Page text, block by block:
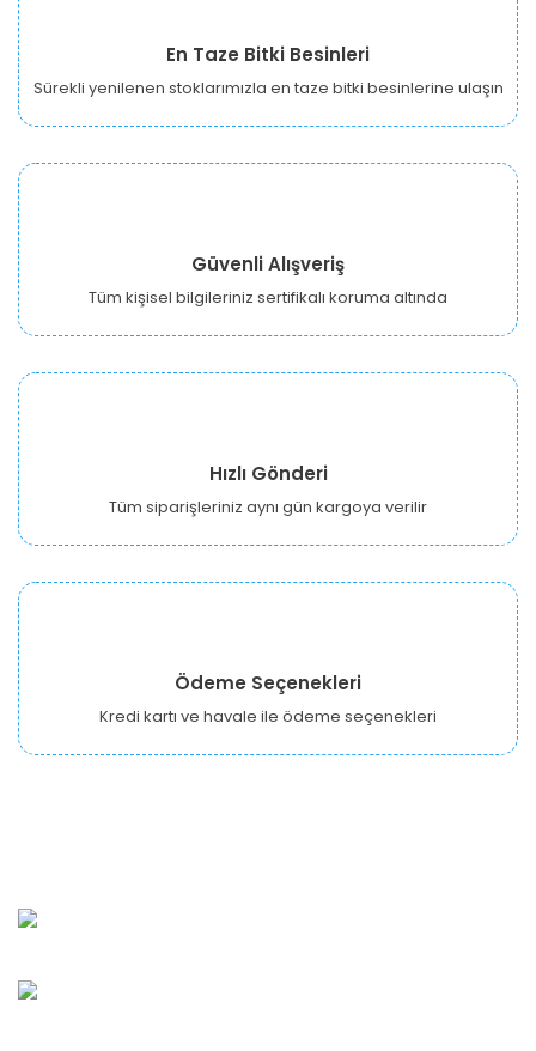
En Taze Bitki Besinleri
Sürekli yenilenen stoklarımızla en taze bitki besinlerine ulaşın
Güvenli Alışveriş
Tüm kişisel bilgileriniz sertifikalı koruma altında
Hızlı Gönderi
Tüm siparişleriniz aynı gün kargoya verilir
Ödeme Seçenekleri
Kredi kartı ve havale ile ödeme seçenekleri